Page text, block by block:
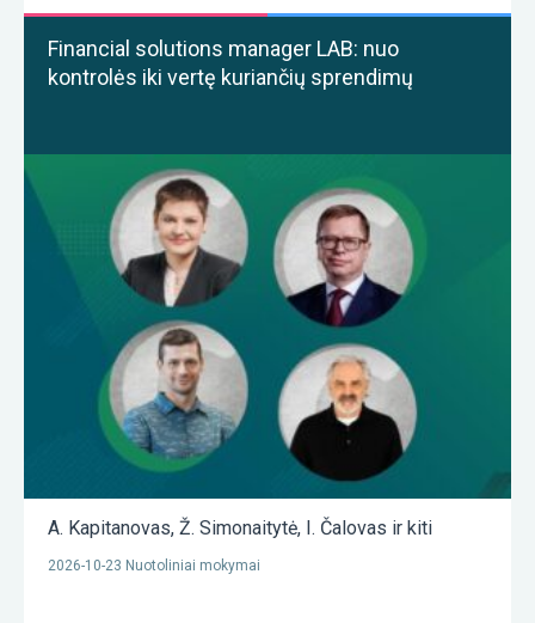
Financial solutions manager LAB: nuo
kontrolės iki vertę kuriančių sprendimų
A. Kapitanovas, Ž. Simonaitytė, I. Čalovas ir kiti
2026-10-23 Nuotoliniai mokymai